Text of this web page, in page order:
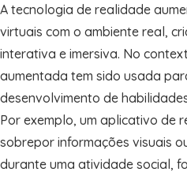
A tecnologia de realidade
virtuais com o ambiente real,
interativa e imersiva. No
aumentada tem sido usada
desenvolvimento de
Por exemplo, um aplicativo de
sobrepor informações visuais
durante uma atividade social,